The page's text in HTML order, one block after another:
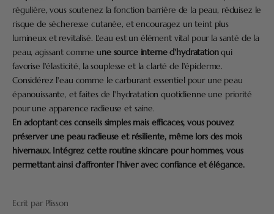
régulière, vous soutenez la fonction barrière de la peau, réduisez le
risque de sécheresse cutanée, et encouragez un teint plus
lumineux et revitalisé. L'eau est un élément vital pour la santé de la
peau, agissant comme une source interne d'hydratationqui
favorise l'élasticité, la souplesse et la clarté de l'épiderme.
Considérez l'eau comme le carburant essentiel pour une peau
épanouissante, et faites de l'hydratation quotidienne une priorité
pour une apparence radieuse et saine.
En adoptant ces conseils simples mais efficaces, vous pouvez
préserver une peau radieuse et résiliente, même lors des mois
hivernaux. Intégrez cette routine skincare pour hommes, vous
permettant ainsi d'affronter l'hiver avec confiance et élégance.
Ecrit par Plisson